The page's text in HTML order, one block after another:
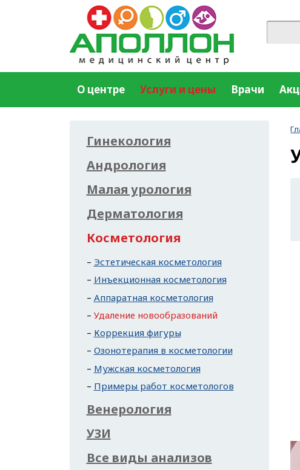
О центре Услуги и цены Врачи
Гинекология
Андрология
Малая урология
Дерматология
Косметология
Эстетическая косметология
Инъекционная косметология
Аппаратная косметология
Удаление новообразований
Коррекция фигуры
Озонотерапия в косметологии
Мужская косметология
Примеры работ косметологов
Венерология
УЗИ
Все виды анализов